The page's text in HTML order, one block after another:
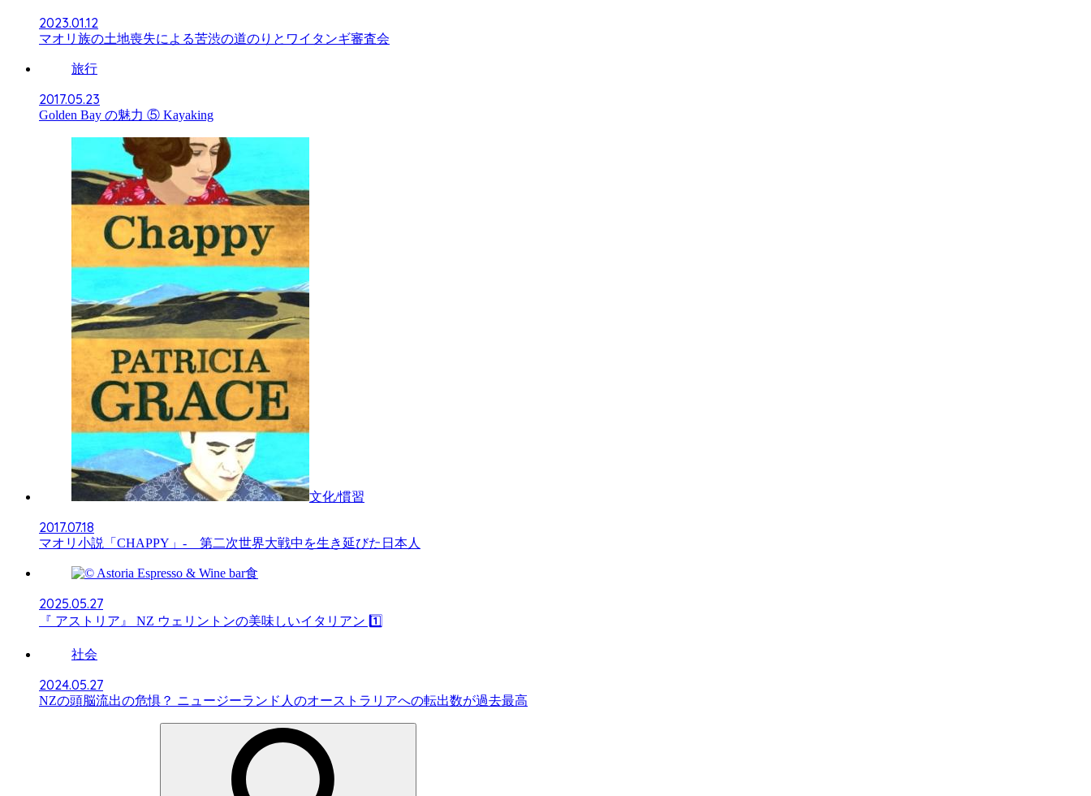
2023.01.12
マオリ族の土地喪失による苦渋の道のりとワイタンギ審査会
旅行
2017.05.23
Golden Bay の魅力 ⑤ Kayaking
文化/慣習
2017.07.18
マオリ小説「CHAPPY」- 第二次世界大戦中を生き延びた日本人
食
2025.05.27
『 アストリア』 NZ ウェリントンの美味しいイタリアン 1️⃣
社会
2024.05.27
NZの頭脳流出の危惧？ ニュージーランド人のオーストラリアへの転出数が過去最高